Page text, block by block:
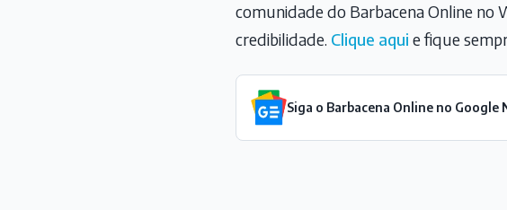
comunidade do Barbacena Online no
credibilidade. Clique aqui e fique
Siga o Barbacena Online no Google